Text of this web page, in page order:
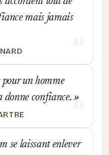
mais jamais
un homme
donne confiance.
se laissant enlever